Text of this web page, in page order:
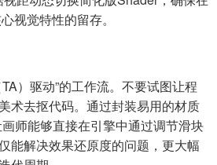
视觉特性的留存。
）驱动”的工作流。不要试图让程
术去抠代码。通过封装易用的材质
师能够直接在引擎中通过调节滑块
能解决效果还原度的问题，更大幅